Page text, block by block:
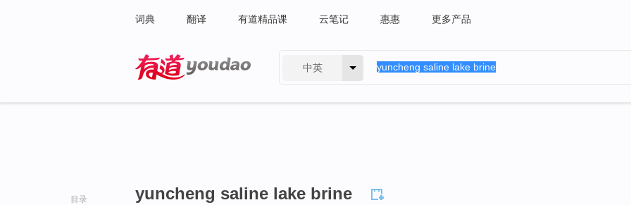
词典 翻译 有道精品课 云笔记 惠惠 更多产品
中英
目录 yuncheng saline lake brine